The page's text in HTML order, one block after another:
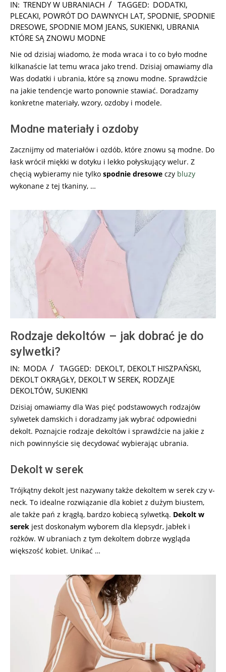
08-
21
IN: TRENDY W UBRANIACH TAGGED: DODATKI,
PLECAKI, POWRÓT DO DAWNYCH LAT, SPODNIE, SPODNIE
DRESOWE, SPODNIE MOM JEANS, SUKIENKI, UBRANIA
KTÓRE SĄ ZNOWU MODNE
Nie od dzisiaj wiadomo, że moda wraca i to co było modne
kilkanaście lat temu wraca jako trend. Dzisiaj omawiamy dla
Was dodatki i ubrania, które są znowu modne. Sprawdźcie
na jakie tendencje warto ponownie stawiać. Doradzamy
konkretne materiały, wzory, ozdoby i modele.
Modne materiały i ozdoby
Zacznijmy od materiałów i ozdób, które znowu są modne. Do
łask wrócił miękki w dotyku i lekko połyskujący welur. Z
chęcią wybieramy nie tylko spodnie dresowe czy bluzy
wykonane z tej tkaniny, …
Rodzaje dekoltów – jak dobrać je do
sylwetki?
2024-
11-
07
IN: MODA TAGGED: DEKOLT, DEKOLT HISZPAŃSKI,
DEKOLT OKRĄGŁY, DEKOLT W SEREK, RODZAJE
DEKOLTÓW, SUKIENKI
Dzisiaj omawiamy dla Was pięć podstawowych rodzajów
sylwetek damskich i doradzamy jak wybrać odpowiedni
dekolt. Poznajcie rodzaje dekoltów i sprawdźcie na jakie z
nich powinnyście się decydować wybierając ubrania.
Dekolt w serek
Trójkątny dekolt jest nazywany także dekoltem w serek czy v-
neck. To idealne rozwiązanie dla kobiet z dużym biustem,
ale także pań z krągłą, bardzo kobiecą sylwetką. Dekolt w
serek jest doskonałym wyborem dla klepsydr, jabłek i
rożków. W ubraniach z tym dekoltem dobrze wygląda
większość kobiet. Unikać …